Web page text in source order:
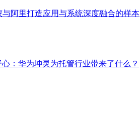
阿里打造应用与系统深度融合的样本
：华为坤灵为托管行业带来了什么？